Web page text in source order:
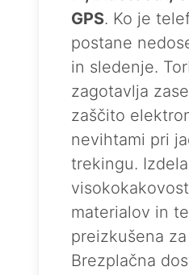
GPS. Ko je
postane
in sledenje.
zagotavlja
zaščito
nevihtami pri
trekingu.
materialov in
preizkušena
Brezplačna